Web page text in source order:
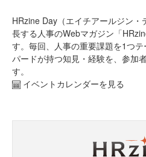
HRzine Day（エイチアールジン
長する人事のWebマガジン「
す。毎回、人事の重要課題を1つ
パードが持つ知見・経験を、参加
す。
イベントカレンダーを見る